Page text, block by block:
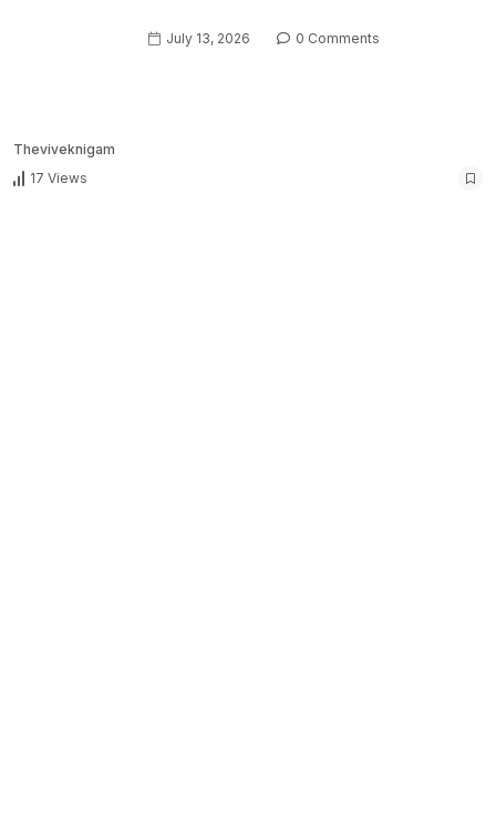
Theviveknigam
July 13, 2026 0 Comments
17 Views